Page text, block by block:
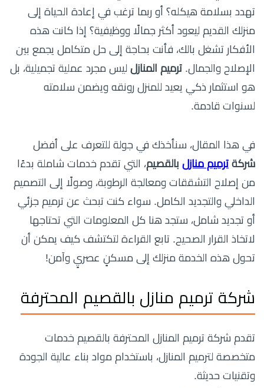
تهدد بسلامة هيكله؟ أو ربما ترغب في إعادة الحياة إلى
منزلك القديم ليعود أكثر جمالًا ووظيفية؟ إذا كانت هذه
الأفكار تشغل بالك، فأنت بحاجة إلى حل متكامل يجمع بين
الإصلاح والجمال. ترميم المنازل ليس مجرد عملية تجميلية، بل
هو استثمار ذكي يعيد للمنزل رونقه ويضمن سلامته
لسنوات قادمة.
في هذا المقال، سنأخذك في جولة للتعرف على أفضل
شركة ترميم منازل بالقصيم، التي تقدم خدمات شاملة بدءًا
من إصلاح التشققات ومعالجة الرطوبة، وصولًا إلى التصميم
الداخلي والتجديد الكامل. سواء كنت تبحث عن ترميم جزئي
أو تجديد شامل، ستجد هنا كل المعلومات التي تحتاجها
لاتخاذ القرار الصحيح. تابع القراءة لتكتشف كيف يمكن أن
تحول هذه الخدمة منزلك إلى مسكنٍ عصريٍ وآمن!
شركة ترميم منازل بالقصيم المحترفة
تقدم شركة ترميم المنازل المحترفة بالقصيم خدمات
متخصصة لترميم المنازل، باستخدام مواد بناء عالية الجودة
وتقنيات حديثة.